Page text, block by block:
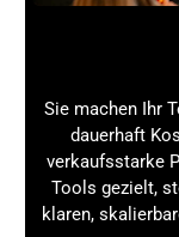
7.
Auch für
Stativ
einen
Sie machen Ihr
dauerhaft
verkaufsstarke
Tools gezielt,
klaren,